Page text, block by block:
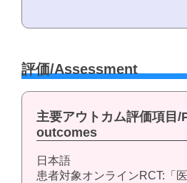
評価/Assessment
主要アウトカム評価項目
outcomes
日本語
患者対象オンラインRCT:「